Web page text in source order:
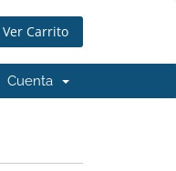
Ver Carrito
Cuenta